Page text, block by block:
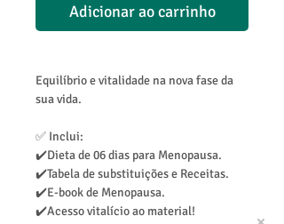
Adicionar ao carrinho
Equilíbrio e vitalidade na nova fase da
sua vida.
✅ Inclui:
✔️Dieta de 06 dias para Menopausa.
✔️Tabela de substituições e Receitas.
✔️E-book de Menopausa.
✔️Acesso vitalício ao material!